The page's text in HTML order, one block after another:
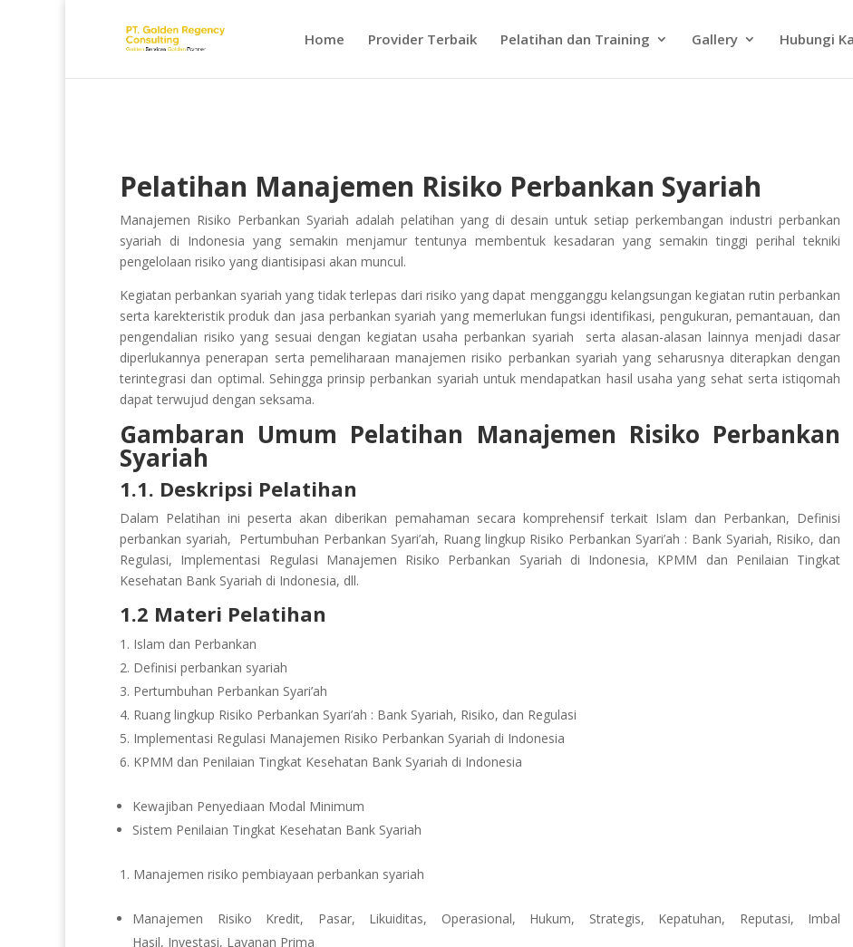
Home Provider Terbaik Pelatihan dan Training Gallery Hubungi
Pelatihan Manajemen Risiko Perbankan Syariah
Manajemen Risiko Perbankan Syariah adalah pelatihan yang di desain untuk setiap perkembangan industri perbankan
syariah di Indonesia yang semakin menjamur tentunya membentuk kesadaran yang semakin tinggi perihal tekniki
pengelolaan risiko yang diantisipasi akan muncul.
Kegiatan perbankan syariah yang tidak terlepas dari risiko yang dapat mengganggu kelangsungan kegiatan rutin perbankan
serta karekteristik produk dan jasa perbankan syariah yang memerlukan fungsi identifikasi, pengukuran, pemantauan, dan
pengendalian risiko yang sesuai dengan kegiatan usaha perbankan syariah serta alasan-alasan lainnya menjadi dasar
diperlukannya penerapan serta pemeliharaan manajemen risiko perbankan syariah yang seharusnya diterapkan dengan
terintegrasi dan optimal. Sehingga prinsip perbankan syariah untuk mendapatkan hasil usaha yang sehat serta istiqomah
dapat terwujud dengan seksama.
Gambaran Umum Pelatihan Manajemen Risiko Perbankan
Syariah
1.1. Deskripsi Pelatihan
Dalam Pelatihan ini peserta akan diberikan pemahaman secara komprehensif terkait Islam dan Perbankan, Definisi
perbankan syariah, Pertumbuhan Perbankan Syari’ah, Ruang lingkup Risiko Perbankan Syari’ah : Bank Syariah, Risiko, dan
Regulasi, Implementasi Regulasi Manajemen Risiko Perbankan Syariah di Indonesia, KPMM dan Penilaian Tingkat
Kesehatan Bank Syariah di Indonesia, dll.
1.2 Materi Pelatihan
Islam dan Perbankan
Definisi perbankan syariah
Pertumbuhan Perbankan Syari’ah
Ruang lingkup Risiko Perbankan Syari’ah : Bank Syariah, Risiko, dan Regulasi
Implementasi Regulasi Manajemen Risiko Perbankan Syariah di Indonesia
KPMM dan Penilaian Tingkat Kesehatan Bank Syariah di Indonesia
Kewajiban Penyediaan Modal Minimum
Sistem Penilaian Tingkat Kesehatan Bank Syariah
Manajemen risiko pembiayaan perbankan syariah
Manajemen Risiko Kredit, Pasar, Likuiditas, Operasional, Hukum, Strategis, Kepatuhan, Reputasi, Imbal
Hasil, Investasi, Layanan Prima